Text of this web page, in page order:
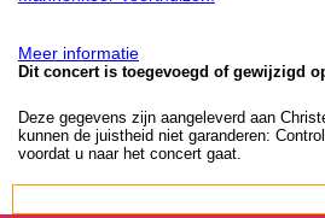
Meer informatie
Dit concert is toegevoegd of gewijzigd
Deze gegevens zijn aangeleverd aan
kunnen de juistheid niet garanderen:
voordat u naar het concert gaat.